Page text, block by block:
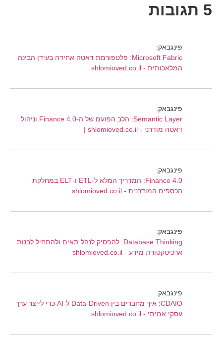
5 תגובות
פינגבאק:
Microsoft Fabric: פלטפורמת דאטה אחידה בעידן הבינה
המלאכותית - shlomioved.co.il
פינגבאק:
Semantic Layer: הלב הפועם של ה-Finance 4.0 וניהול
דאטה מודרני - shlomioved.co.il |
פינגבאק:
Finance 4.0: המדריך המלא ל-ETL ו-ELT במחלקת
הכספים המודרנית - shlomioved.co.il
פינגבאק:
Database Thinking: להפסיק לנהל תאים ולהתחיל לבנות
ארכיטקטורת מידע - shlomioved.co.il
פינגבאק:
CDAIO: איך מחברים בין Data-Driven ל-AI כדי לייצר ערך
עסקי אמיתי - shlomioved.co.il